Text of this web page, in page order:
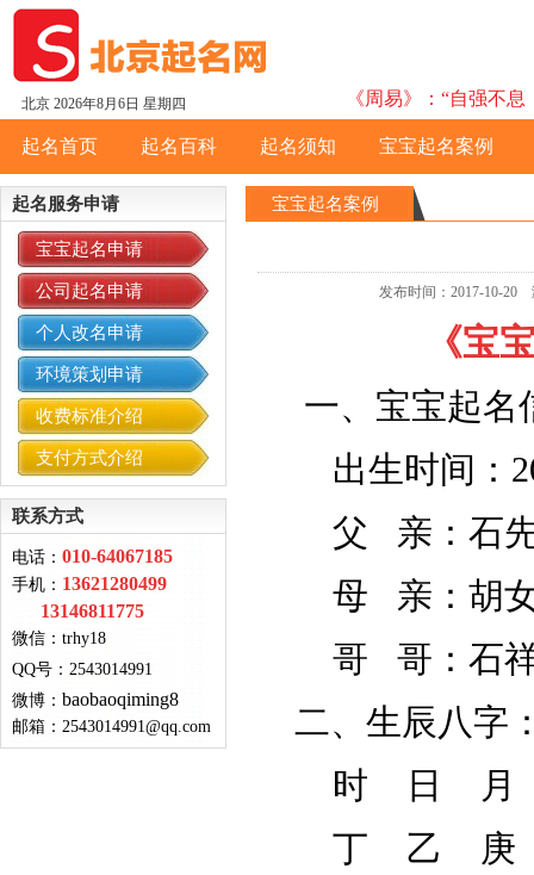
北京 2026年8月6日 星期四 《周易》：“自强不
起名首页 起名百科 起名须知 宝宝起名案例
起名服务申请
宝宝起名申请
公司起名申请
个人改名申请
环境策划申请
收费标准介绍
支付方式介绍
联系方式
电话： 010-64067185
手机： 13621280499
13146811775
微信： trhy18
QQ号 ： 2543014991
微博： baobaoqiming8
邮箱： 2543014991@qq.com
宝宝起名案例
发布时间：2017-10-20
《宝
一、宝宝起名
出生时间：
父 亲：
母 亲： 胡
哥 哥：石
二、生辰八字
时 日 月
丁 乙 庚